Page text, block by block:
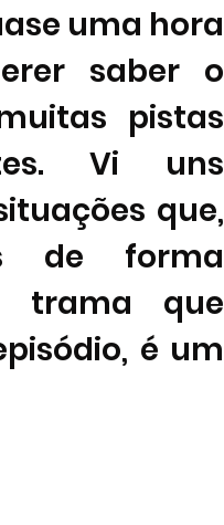
uma hora
saber o
pistas
Vi uns
que,
de forma
trama que
é um